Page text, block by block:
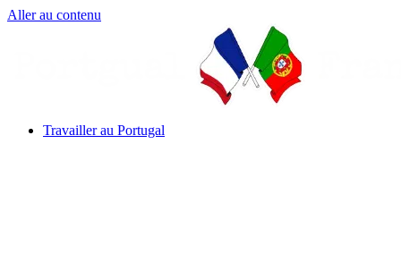
Aller au contenu
Travailler au Portugal